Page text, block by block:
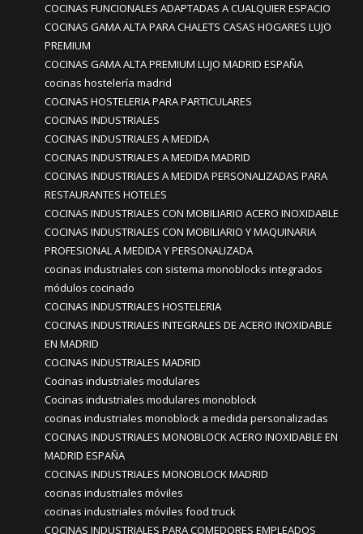
COCINAS FUNCIONALES ADAPTADAS A CUALQUIER ESPACIO
COCINAS GAMA ALTA PARA CHALETS CASAS HOGARES LUJO
PREMIUM
COCINAS GAMA ALTA PREMIUM LUJO MADRID ESPAÑA
cocinas hostelería madrid
COCINAS HOSTELERIA PARA PARTICULARES
COCINAS INDUSTRIALES
COCINAS INDUSTRIALES A MEDIDA
COCINAS INDUSTRIALES A MEDIDA MADRID
COCINAS INDUSTRIALES A MEDIDA PERSONALIZADAS PARA
RESTAURANTES HOTELES
COCINAS INDUSTRIALES CON MOBILIARIO ACERO INOXIDABLE
COCINAS INDUSTRIALES CON MOBILIARIO Y MAQUINARIA
PROFESIONAL A MEDIDA Y PERSONALIZADA
cocinas industriales con sistema monoblocks integrados
módulos cocinado
COCINAS INDUSTRIALES HOSTELERIA
COCINAS INDUSTRIALES INTEGRALES DE ACERO INOXIDABLE
EN MADRID
COCINAS INDUSTRIALES MADRID
Cocinas industriales modulares
Cocinas industriales modulares monoblock
cocinas industriales monoblock a medida personalizadas
COCINAS INDUSTRIALES MONOBLOCK ACERO INOXIDABLE EN
MADRID ESPAÑA
COCINAS INDUSTRIALES MONOBLOCK MADRID
cocinas industriales móviles
cocinas industriales móviles food truck
COCINAS INDUSTRIALES PARA COMEDORES EMPLEADOS